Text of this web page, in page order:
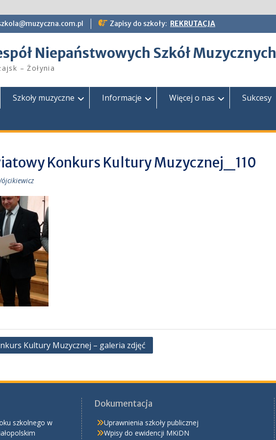
Zapisy do szkoły: REKRUTACJA
Niepaństwowych Szkół Muzycznych
– Żołynia
Szkoły muzyczne Informacje Więcej o nas Sukcesy
Konkurs Kultury Muzycznej_110
Kultury Muzycznej – galeria zdjęć
szkolnego w
Dokumentacja
Uprawnienia szkoły publicznej
Wpisy do ewidencji MKiDN